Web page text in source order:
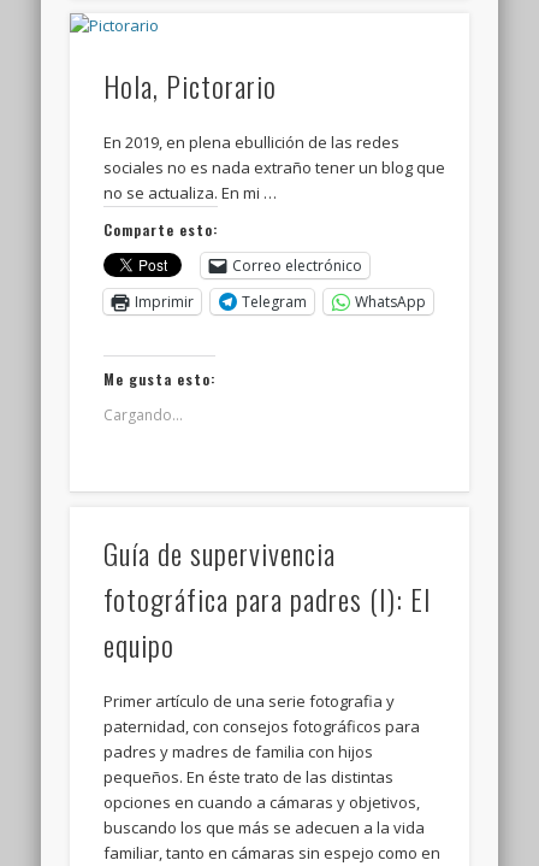
Hola, Pictorario
En 2019, en plena ebullición de las redes
sociales no es nada extraño tener un blog que
no se actualiza. En mi …
Comparte esto:
Correo electrónico
Imprimir
Telegram WhatsApp
Me gusta esto:
Cargando...
Guía de supervivencia
fotográfica para padres (I): El
equipo
Primer artículo de una serie fotografia y
paternidad, con consejos fotográficos para
padres y madres de familia con hijos
pequeños. En éste trato de las distintas
opciones en cuando a cámaras y objetivos,
buscando los que más se adecuen a la vida
familiar, tanto en cámaras sin espejo como en